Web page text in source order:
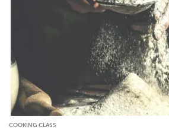
COOKING CLASS